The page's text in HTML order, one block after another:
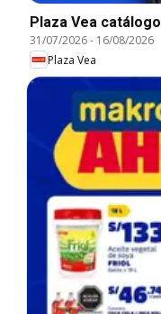
Plaza Vea catálogo
31/07/2026- 16/08/2026
Plaza Vea